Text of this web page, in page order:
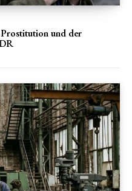
und der